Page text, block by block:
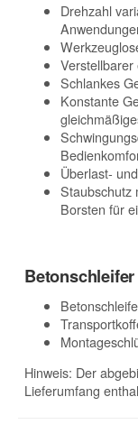
Drehzahl
Schlankes
Konstante
Überlast-
Staubschutz
Borsten für
Hinweis: Der
Lieferumfang